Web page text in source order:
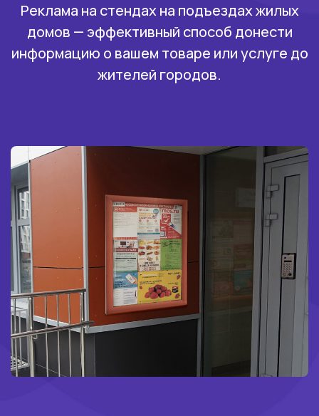
Реклама на стендах на подъездах жилых
домов — эффективный способ донести
информацию о вашем товаре или услуге до
жителей городов.